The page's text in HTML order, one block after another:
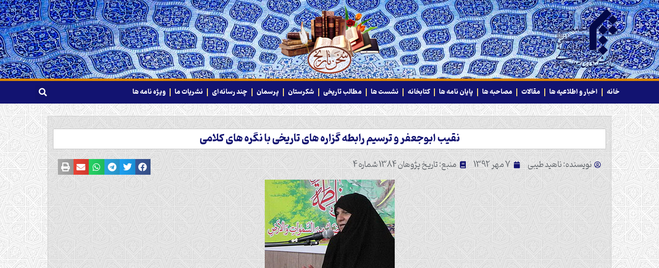
خانه اخبار و اطلاعیه ها مقالات مصاحبه ها پایان نامه ها کتابخانه نشست ها مطالب تاریخی شکرستان پرسمان چند رسانه‌ای نشریات ما ویژه نامه ها
نقیب ابوجعفر و ترسیم رابطه گزاره ‏هاى تاریخى با نگره ‏هاى کلامى
نویسنده: ناهید طیبی 7 مهر 1392 منبع: تاریخ پژوهان 1384 شماره 4